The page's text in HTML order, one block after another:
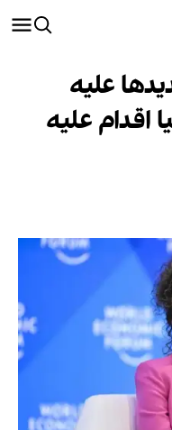
علیه
اقدام علیه